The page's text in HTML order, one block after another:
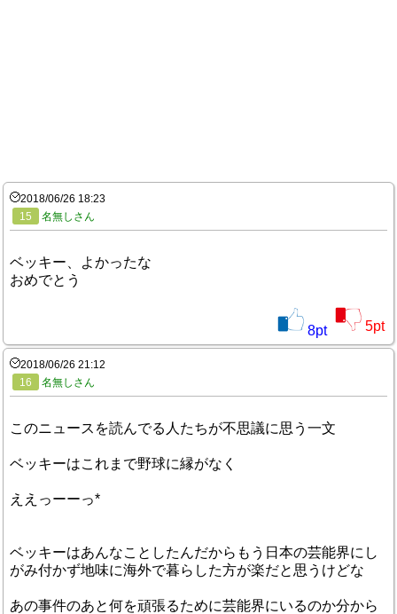
2018/06/26 18:23
15
名無しさん
ベッキー、よかったな
おめでとう
8pt 5pt
2018/06/26 21:12
16
名無しさん
このニュースを読んでる人たちが不思議に思う一文
ベッキーはこれまで野球に縁がなく
ええっーーっ*
ベッキーはあんなことしたんだからもう日本の芸能界にし
がみ付かず地味に海外で暮らした方が楽だと思うけどな
あの事件のあと何を頑張るために芸能界にいるのか分から